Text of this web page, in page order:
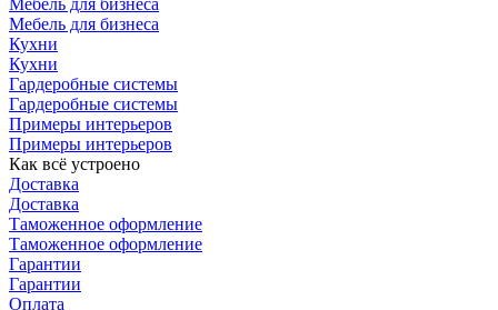
Мебель для бизнеса
Мебель для бизнеса
Кухни
Кухни
Гардеробные системы
Гардеробные системы
Примеры интерьеров
Примеры интерьеров
Как всё устроено
Доставка
Доставка
Таможенное оформление
Таможенное оформление
Гарантии
Гарантии
Оплата